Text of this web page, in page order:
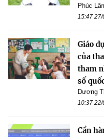
Phúc
15:47
Giáo
của
tham
số
Dương
10:37
Cần